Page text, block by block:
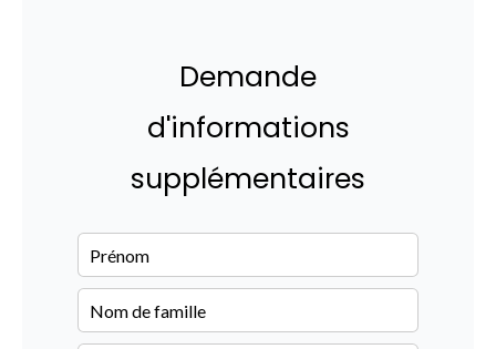
Demande
d'informations
supplémentaires